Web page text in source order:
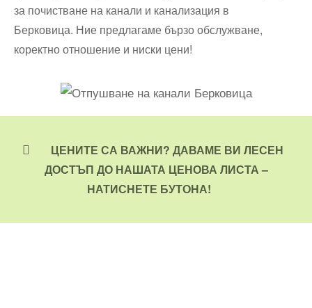
за почистване на канали и канализация в
Берковица. Ние предлагаме бързо обслужване,
коректно отношение и ниски цени!
ЦЕНИТЕ СА ВАЖНИ? ДАВАМЕ ВИ ЛЕСЕН
ДОСТЪП ДО НАШАТА ЦЕНОВА ЛИСТА –
НАТИСНЕТЕ БУТОНА!